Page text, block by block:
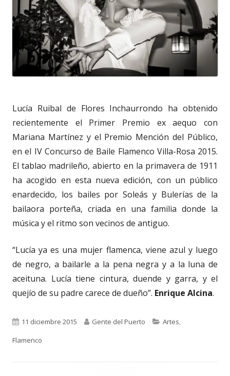
Lucía Ruibal de Flores Inchaurrondo ha obtenido
recientemente el Primer Premio ex aequo con
Mariana Martínez y el Premio Mención del Público,
en el IV Concurso de Baile Flamenco Villa-Rosa 2015.
El tablao madrileño, abierto en la primavera de 1911
ha acogido en esta nueva edición, con un público
enardecido, los bailes por Soleás y Bulerías de la
bailaora porteña, criada en una familia donde la
música y el ritmo son vecinos de antiguo.
“Lucía ya es una mujer flamenca, viene azul y luego
de negro, a bailarle a la pena negra y a la luna de
aceituna. Lucía tiene cintura, duende y garra, y el
quejío de su padre carece de dueño”. Enrique Alcina.
Publicado
el
11 diciembre 2015 Autor
Gente del Puerto Categorías
Artes,
Flamenco